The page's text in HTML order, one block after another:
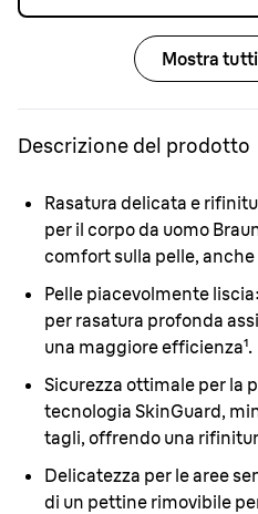
Mostra
Descrizione del prodotto
Rasatura delicata e
per il corpo da uomo
comfort sulla pelle,
Pelle piacevolmente liscia:
per rasatura profonda
una maggiore efficienza¹.
Sicurezza ottimale per la
tecnologia SkinGuard,
tagli, offrendo una
Delicatezza per le aree
di un pettine rimovibile